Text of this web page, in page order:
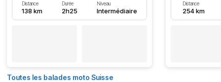
Distance
138 km
Durée
2h25
Niveau
Intermédiaire
Distance
254 km
Toutes les balades moto Suisse